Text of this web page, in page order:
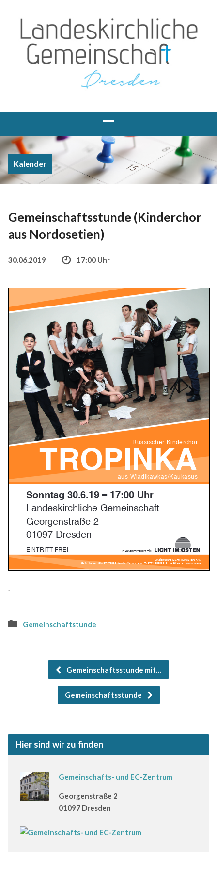
Kalender
Gemeinschaftsstunde (Kinderchor
aus Nordosetien)
30.06.2019 17:00 Uhr
Gemeinschaftstunde
Gemeinschaftsstunde mit…
Gemeinschaftsstunde
Hier sind wir zu finden
Gemeinschafts- und EC-Zentrum
Georgenstraße 2
01097 Dresden